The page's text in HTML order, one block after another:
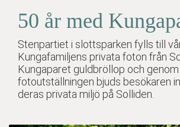
50 år med
Stenpartiet i slottsparken fylls till
Kungafamiljens privata foton från
Kungaparet guldbröllop och genom
fotoutställningen bjuds besökaren
deras privata miljö på Solliden.